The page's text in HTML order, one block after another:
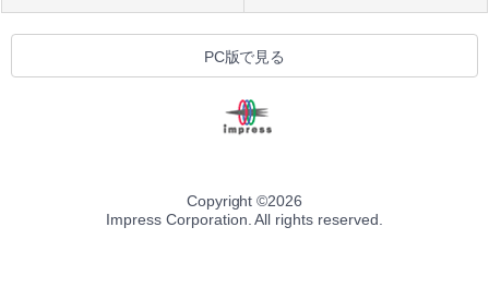
PC版で見る
Copyright ©2026
Impress Corporation. All rights reserved.